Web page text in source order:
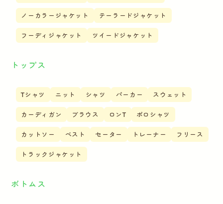
ノーカラージャケット テーラードジャケット
フーディジャケット ツイードジャケット
トップス
Tシャツ ニット シャツ パーカー スウェット
カーディガン ブラウス ロンT ポロシャツ
カットソー ベスト セーター トレーナー フリース
トラックジャケット
ボトムス